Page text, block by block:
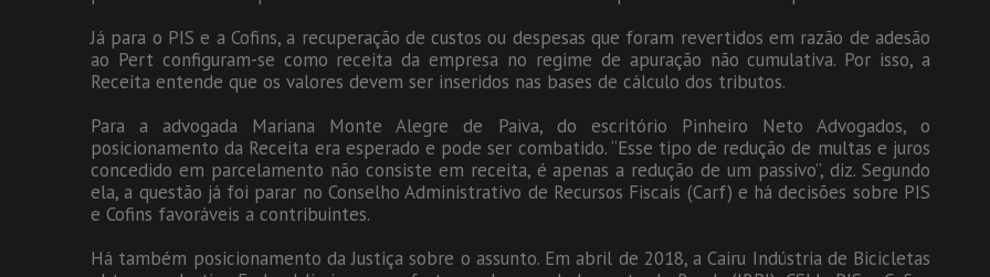
Já para o PIS e a Cofins, a recuperação de custos ou despesas que foram revertidos em razão de adesão
ao Pert configuram-se como receita da empresa no regime de apuração não cumulativa. Por isso, a
Receita entende que os valores devem ser inseridos nas bases de cálculo dos tributos.
Para a advogada Mariana Monte Alegre de Paiva, do escritório Pinheiro Neto Advogados, o
posicionamento da Receita era esperado e pode ser combatido. “Esse tipo de redução de multas e juros
concedido em parcelamento não consiste em receita, é apenas a redução de um passivo”, diz. Segundo
ela, a questão já foi parar no Conselho Administrativo de Recursos Fiscais (Carf) e há decisões sobre PIS
e Cofins favoráveis a contribuintes.
Há também posicionamento da Justiça sobre o assunto. Em abril de 2018, a Cairu Indústria de Bicicletas